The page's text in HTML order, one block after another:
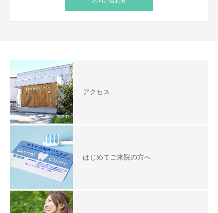
アクセス
はじめてご来院の方へ